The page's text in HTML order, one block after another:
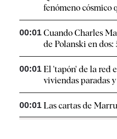
fenómeno cósmico
00:01 Cuando Charles
de Polanski en dos:
00:01 El 'tapón' de la red
viviendas paradas
00:01 Las cartas de